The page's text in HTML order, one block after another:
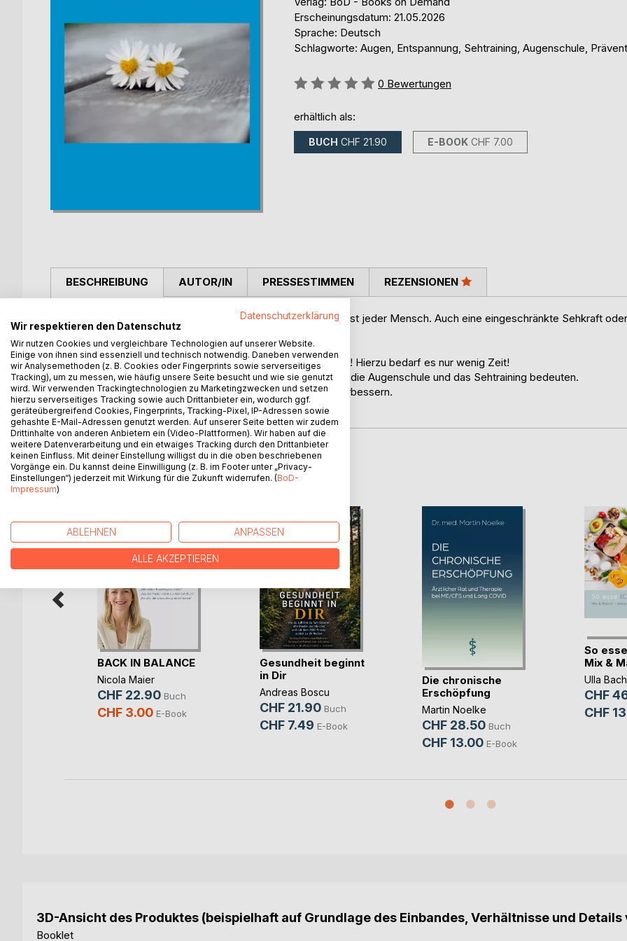
Erscheinungsdatum: 21.05.2026
Sprache: Deutsch
Schlagworte: Augen, Entspannung, Sehtraining, Augenschule,
Bewertung::
0 Bewertungen
erhältlich als:
BUCH CHF 21.90 E-BOOK CHF 7.00
BESCHREIBUNG
Müde, trockene, brennende und juckende Augen kennt fast jeder Mensch. Auch eine eingeschränkte Sehkraft oder
diverse andere Augenprobleme treten häufig auf.
Linderung im Rahmen von Prävention ist jederzeit möglich! Hierzu bedarf es nur wenig Zeit!
Dieses kleine Büchlein erklärt leicht und verständlich, was die Augenschule und das Sehtraining bedeuten.
Die Augen werden gestärkt und die Sehkraft kann sich verbessern.
EIN TASCHENGUIDE FÜR JEDERMANN !
AUTOR/IN PRESSESTIMMEN REZENSIONEN
WEITERE TITEL BEIBoD
BACK IN BALANCE
Nicola Maier
CHF 22.90 Buch
CHF 3.00 E-Book
Gesundheit beginnt
in Dir
Andreas Boscu
CHF 21.90 Buch
CHF 7.49 E-Book
Die chronische
Erschöpfung
Martin Noelke
CHF 28.50 Buch
CHF 13.00 E-Book
So
Mix &
Ulla
CHF
CHF
3D-Ansicht des Produktes (beispielhaft auf Grundlage des Einbandes, Verhältnisse und
Booklet
Datenschutzerklärung
Wir respektieren den Datenschutz
Wir nutzen Cookies und vergleichbare Technologien auf unserer Website.
Einige von ihnen sind essenziell und technisch notwendig. Daneben verwenden
wir Analysemethoden (z. B. Cookies oder Fingerprints sowie serverseitiges
Tracking), um zu messen, wie häufig unsere Seite besucht und wie sie genutzt
wird. Wir verwenden Trackingtechnologien zu Marketingzwecken und setzen
hierzu serverseitiges Tracking sowie auch Drittanbieter ein, wodurch ggf.
geräteübergreifend Cookies, Fingerprints, Tracking-Pixel, IP-Adressen sowie
gehashte E-Mail-Adressen genutzt werden. Auf unserer Seite betten wir zudem
Drittinhalte von anderen Anbietern ein (Video-Plattformen). Wir haben auf die
weitere Datenverarbeitung und ein etwaiges Tracking durch den Drittanbieter
keinen Einfluss. Mit deiner Einstellung willigst du in die oben beschriebenen
Vorgänge ein. Du kannst deine Einwilligung (z. B. im Footer unter „Privacy-
Einstellungen“) jederzeit mit Wirkung für die Zukunft widerrufen. (BoD-
Impressum)
ABLEHNEN ANPASSEN
ALLE AKZEPTIEREN